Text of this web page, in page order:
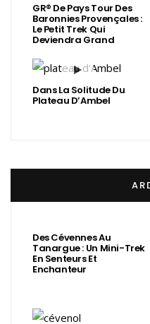
GR® De Pays Tour Des
Baronnies Provençales :
Le Petit Trek Qui
Deviendra Grand
Dans La Solitude Du
Plateau D’Ambel
Des Cévennes Au
Tanargue : Un Mini-Trek
En Senteurs Et
Enchanteur